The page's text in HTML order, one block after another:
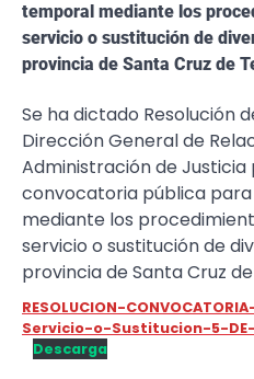
temporal mediante los
servicio o sustitución de
provincia de Santa Cruz de
Se ha dictado Resolución
Dirección General de
Administración de Justicia
convocatoria pública
mediante los
servicio o sustitución de
provincia de Santa Cruz
RESOLUCION-
Servicio-o-Sustitucion-5-DE-
Descarga